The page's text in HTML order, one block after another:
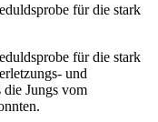
für die stark
für die stark
und
die Jungs vom